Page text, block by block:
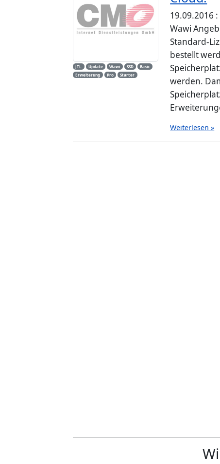
JTL Update Wawi SSD
Basic
Erweiterung
Pro Starter
19.09.2016
Wawi
Standard-
bestellt
werden.
Weiterlesen »